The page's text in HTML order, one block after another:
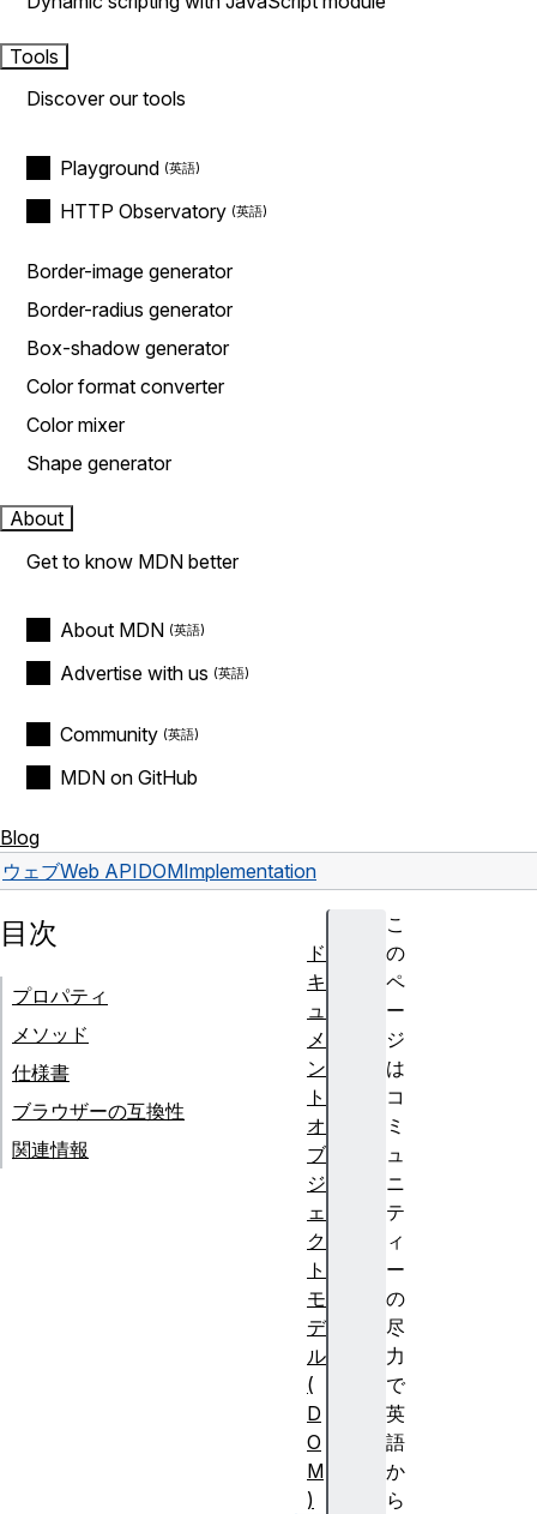
Tools
Discover our tools
Playground
HTTP Observatory
Border-image generator
Border-radius generator
Box-shadow generator
Color format converter
Color mixer
Shape generator
About
Get to know MDN better
About MDN
Advertise with us
Community
MDN on GitHub
Blog
ウェブWeb APIDOMImplementation
こ
の
ペ
ー
ジ
は
コ
ミ
ュ
ニ
テ
ィ
ー
の
尽
力
で
英
語
か
ら
目次
プロパティ
メソッド
仕様書
ブラウザーの互換性
関連情報
ド
キ
ュ
メ
ン
ト
オ
ブ
ジ
ェ
ク
ト
モ
デ
ル
(
D
O
M
)